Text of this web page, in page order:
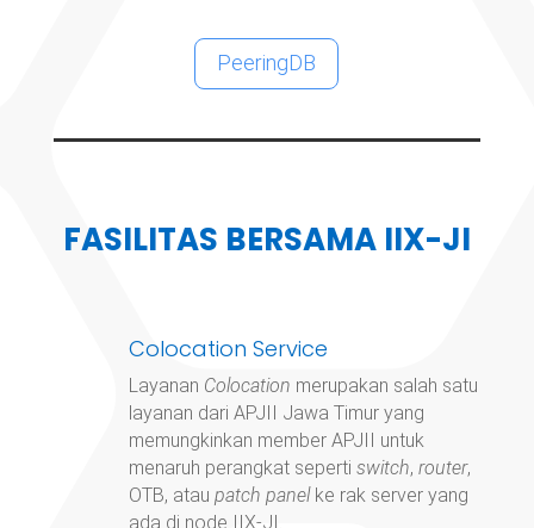
PeeringDB
FASILITAS BERSAMA IIX-JI
Colocation Service
Layanan Colocation merupakan salah satu
layanan dari APJII Jawa Timur yang
memungkinkan member APJII untuk
menaruh perangkat seperti switch, router,
OTB, atau patch panelke rak server yang
ada di node IIX-JI.